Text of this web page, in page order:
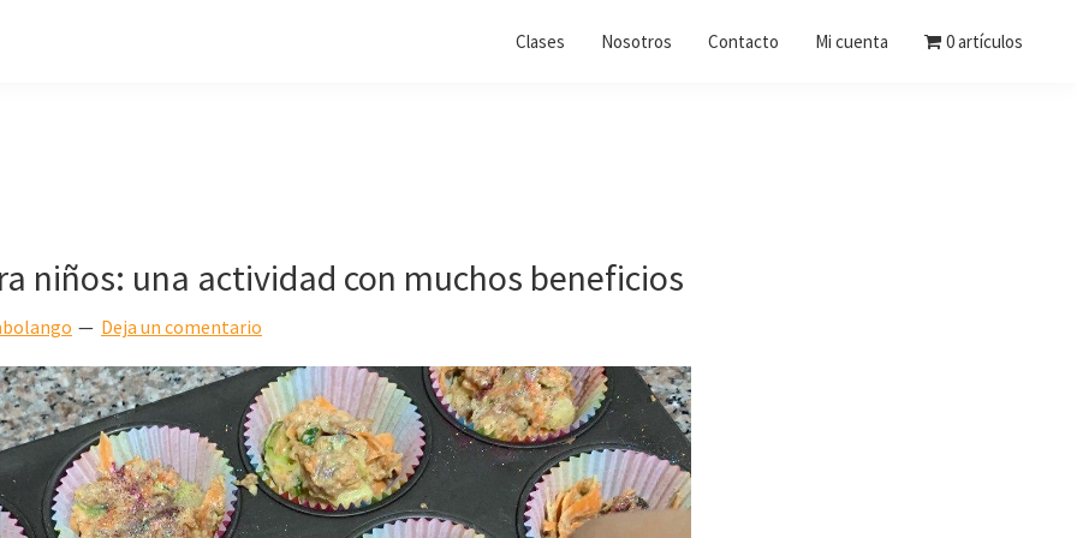
Clases Nosotros Contacto Mi cuenta 0 artículos
niños: una actividad con muchos beneficios
Deja un comentario